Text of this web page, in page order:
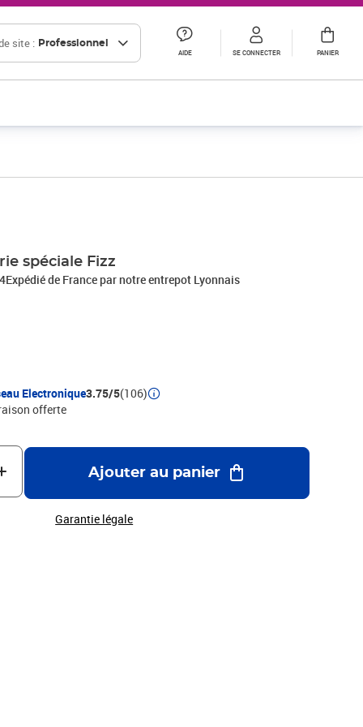
site : Professionnel
AIDE SE CONNECTER PANIER
spéciale Fizz
de France par notre entrepot Lyonnais
Electronique3.75/5(106)
offerte
Ajouter au panier
Garantie légale